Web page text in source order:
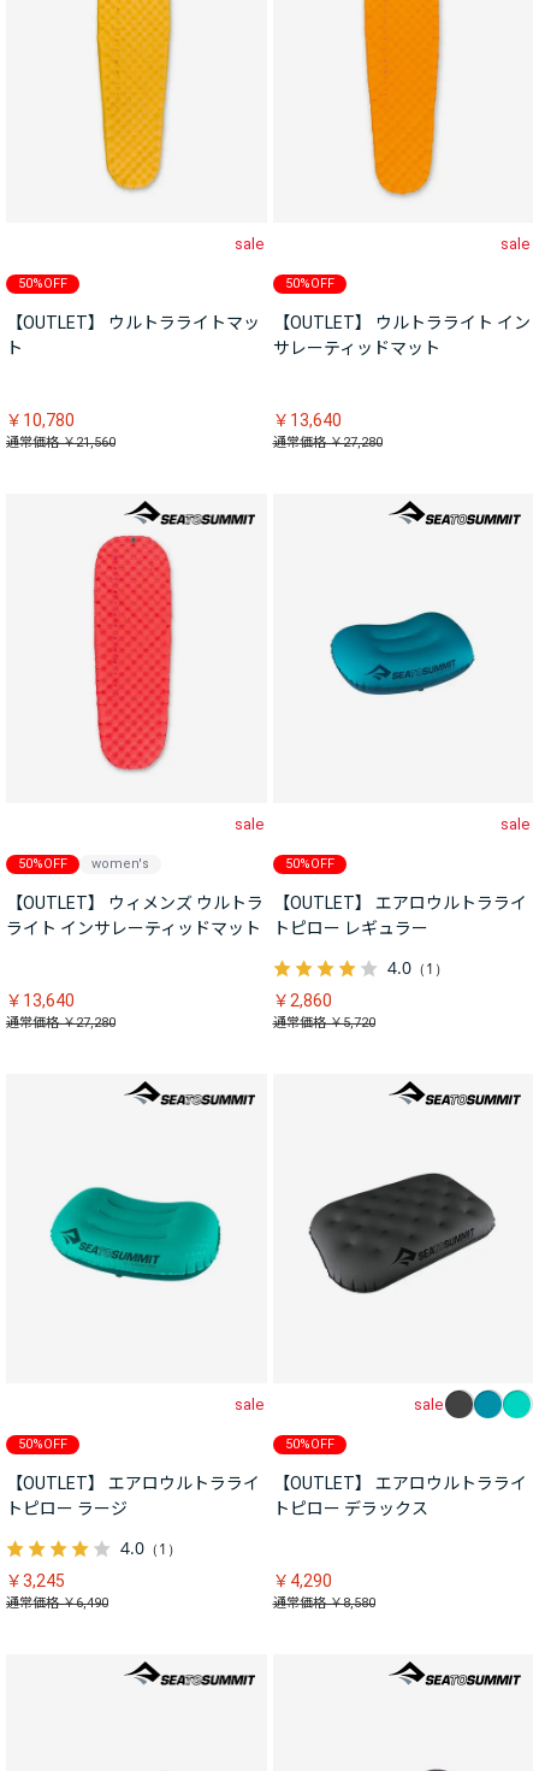
sale
50%OFF
【OUTLET】 ウルトラライトマッ
ト
￥10,780
通常価格 ￥21,560
sale
50%OFF
【OUTLET】 ウルトラライト イン
サレーティッドマット
￥13,640
通常価格 ￥27,280
sale
50%OFF women's
【OUTLET】 ウィメンズ ウルトラ
ライト インサレーティッドマット
￥13,640
通常価格 ￥27,280
sale
50%OFF
【OUTLET】 エアロウルトラライ
トピロー レギュラー
4.0（1）
￥2,860
通常価格 ￥5,720
sale
50%OFF
【OUTLET】 エアロウルトラライ
トピロー ラージ
4.0 （1）
￥3,245
通常価格 ￥6,490
sale
50%OFF
【OUTLET】 エアロウルトラライ
トピロー デラックス
￥4,290
通常価格 ￥8,580